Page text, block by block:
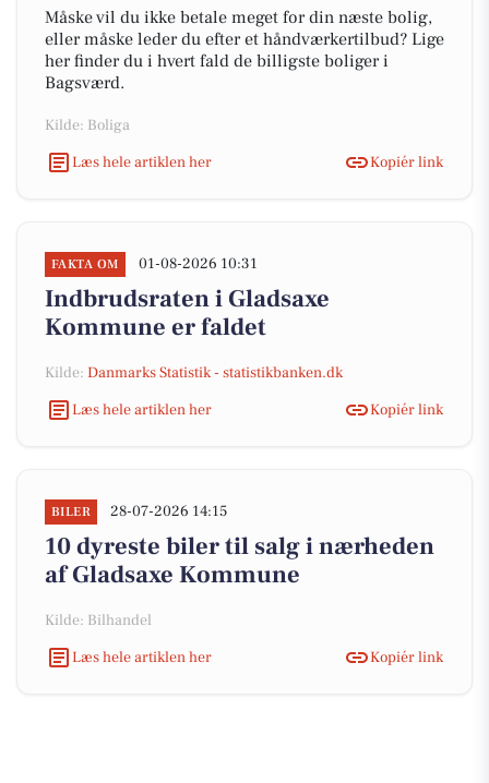
Måske vil du ikke betale meget for din næste bolig,
eller måske leder du efter et håndværkertilbud? Lige
her finder du i hvert fald de billigste boliger i
Bagsværd.
Kilde: Boliga
Læs hele artiklen her
Kopiér link
FAKTA OM 01-08-2026 10:31
Indbrudsraten i Gladsaxe
Kommune er faldet
Kilde: Danmarks Statistik - statistikbanken.dk
Læs hele artiklen her
Kopiér link
BILER 28-07-2026 14:15
10 dyreste biler til salg i nærheden
af Gladsaxe Kommune
Kilde: Bilhandel
Læs hele artiklen her
Kopiér link